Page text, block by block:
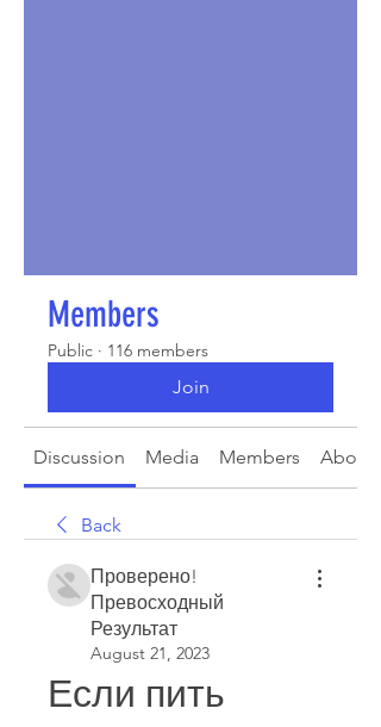
Members
Public · 116 members
Join
Discussion Media Members About
Back
Проверено!
Превосходный
Результат
August 21, 2023
Если пить